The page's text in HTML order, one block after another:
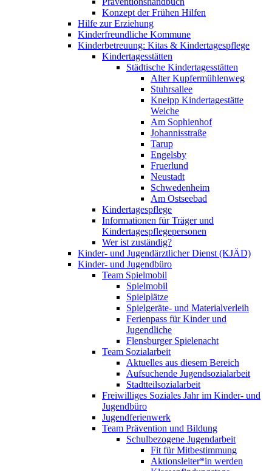
Konzept der Frühen Hilfen
Hilfe zur Erziehung
Kinderfreundliche Kommune
Kinderbetreuung: Kitas & Kindertagespflege
Kindertagesstätten
Städtische Kindertagesstätten
Alter Kupfermühlenweg
Stuhrsallee
Kneipp Kindertagestätte
Weiche
Am Sophienhof
Johannisstraße
Tarup
Engelsby
Fruerlund
Neustadt
Schwedenheim
Am Ostseebad
Kindertagespflege
Informationen für Träger und
Kindertagespflegepersonen
Wer ist zuständig?
Kinder- und Jugendärztlicher Dienst (KJÄD)
Kinder- und Jugendbüro
Team Spielmobil
Spielmobil
Spielplätze
Spielgeräte- und Materialverleih
Ferienpass für Kinder und
Jugendliche
Flensburger Spielenacht
Team Sozialarbeit
Aktuelles aus diesem Bereich
Aufsuchende Jugendsozialarbeit
Stadtteilsozialarbeit
Freiwilliges Soziales Jahr im Kinder- und
Jugendbüro
Jugendferienwerk
Team Prävention und Bildung
Schulbezogene Jugendarbeit
Fit für Mitbestimmung
Aktionsleiter*in werden